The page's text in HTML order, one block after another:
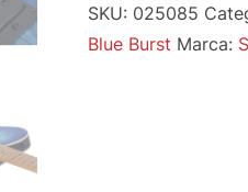
SKU: 025085
Blue Burst Marca: